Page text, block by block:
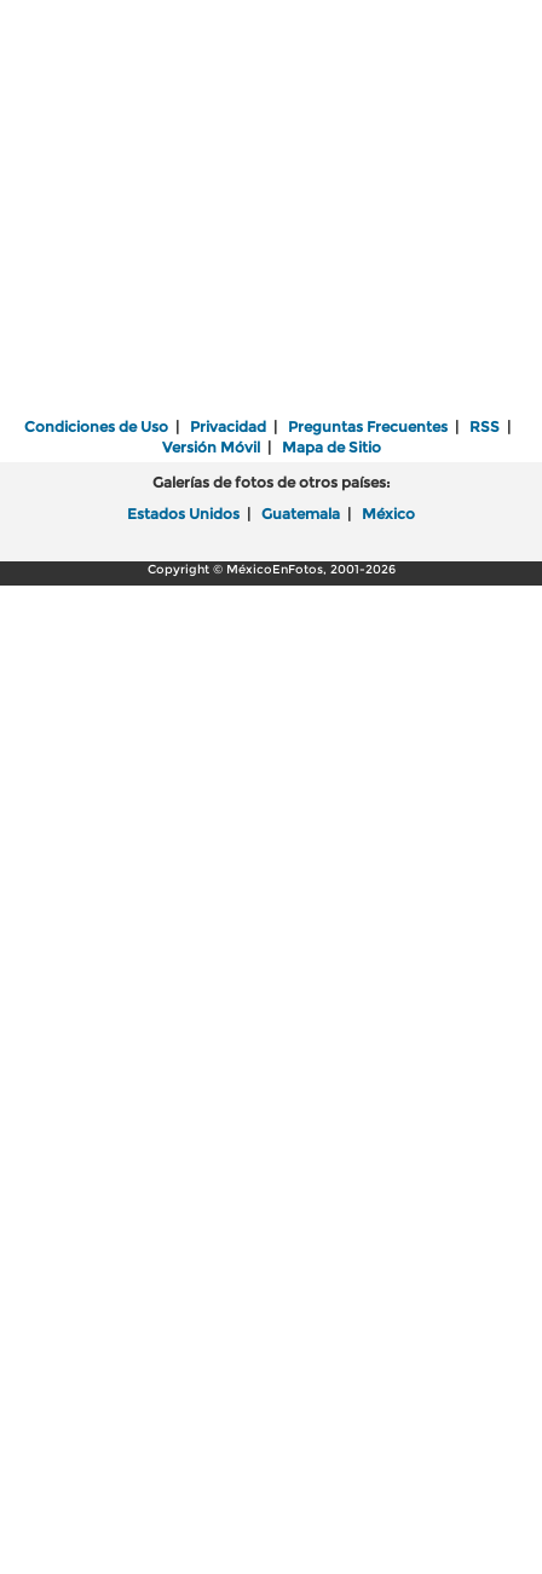
Condiciones de Uso | Privacidad | Preguntas Frecuentes | RSS |
Versión Móvil| Mapa de Sitio
Galerías de fotos de otros países:
Estados Unidos | Guatemala | México
Copyright © MéxicoEnFotos, 2001-2026